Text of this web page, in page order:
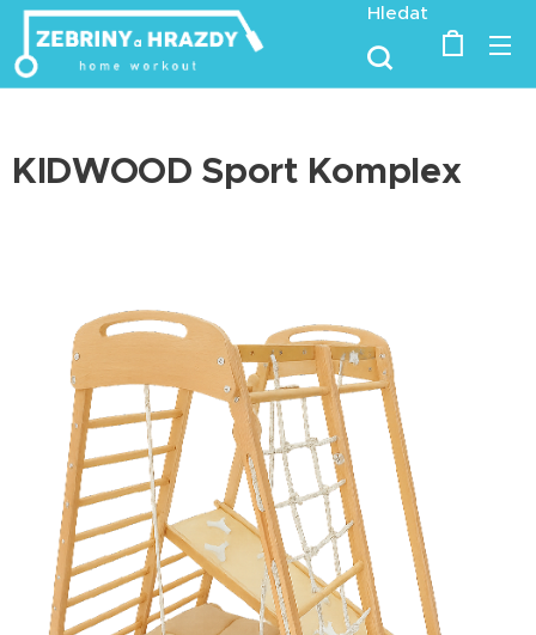
Hledat
KIDWOOD Sport Komplex